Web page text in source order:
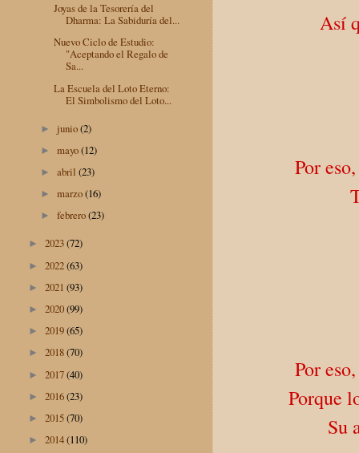
Así
Por
Por
Porque
Su
Joyas de la Tesorería del
Dharma: La Sabiduría del...
Nuevo Ciclo de Estudio:
"Aceptando el Regalo de
Sa...
La Escuela del Loto Eterno:
El Simbolismo del Loto...
► junio(2)
►mayo(12)
►abril(23)
►marzo(16)
►febrero(23)
► 2023(72)
► 2022(63)
► 2021 (93)
► 2020(99)
► 2019(65)
► 2018(70)
► 2017(40)
► 2016(23)
► 2015(70)
► 2014(110)